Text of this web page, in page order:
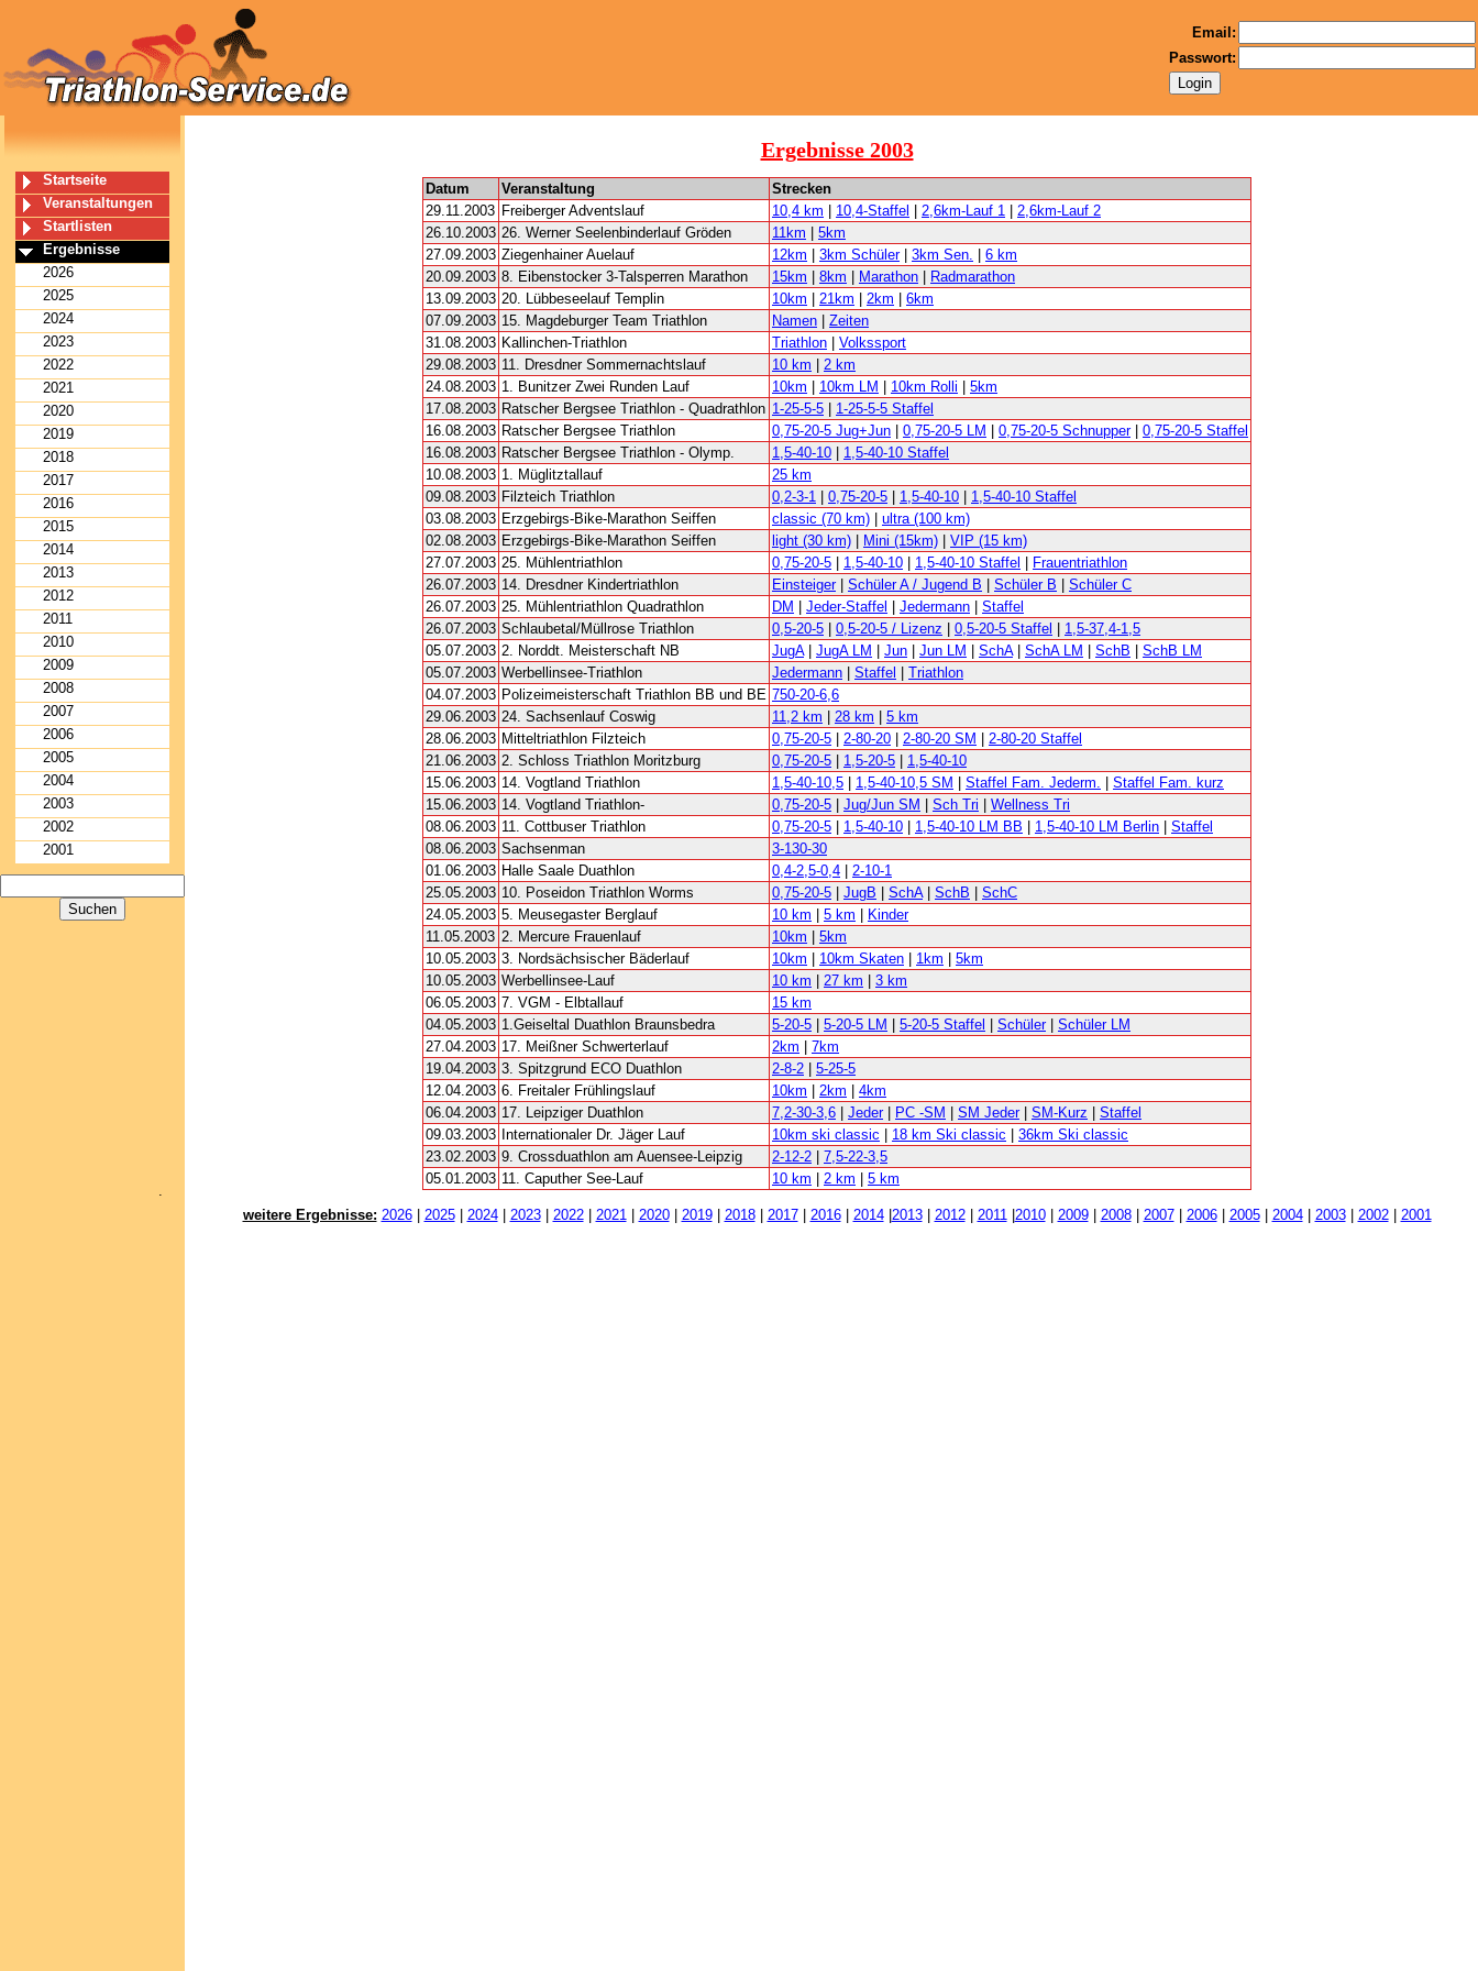
Email:
Passwort:
Startseite
Veranstaltungen
Startlisten
Ergebnisse
2026
2025
2024
2023
2022
2021
2020
2019
2018
2017
2016
2015
2014
2013
2012
2011
2010
2009
2008
2007
2006
2005
2004
2003
2002
2001
.
Ergebnisse 2003
Datum Veranstaltung
Strecken
29.11.2003 Freiberger Adventslauf 10,4 km 10,4-Staffel 2,6km-Lauf 1
2,6km-Lauf 2
26.10.2003 26. Werner Seelenbinderlauf Gröden 11km
5km
27.09.2003 Ziegenhainer Auelauf 12km 3km Schüler| 3km Sen.
6 km
20.09.2003 8. Eibenstocker 3-Talsperren Marathon 15km 8km Marathon
Radmarathon
13.09.2003 20. Lübbeseelauf Templin 10km 21km 2km
6km
07.09.2003 15. Magdeburger Team Triathlon Namen
Zeiten
31.08.2003 Kallinchen-Triathlon Triathlon
Volkssport
29.08.2003 11. Dresdner Sommernachtslauf 10 km
2 km
24.08.2003 1. Bunitzer Zwei Runden Lauf 10km 10km LM 10km Rolli
5km
17.08.2003 Ratscher Bergsee Triathlon - Quadrathlon 1-25-5-5
1-25-5-5 Staffel
16.08.2003 Ratscher Bergsee Triathlon 0,75-20-5 Jug+Jun 0,75-20-5 LM 0,75-20-5 Schnupper| 0,75-20-5 Staffel
16.08.2003 Ratscher Bergsee Triathlon - Olymp. 1,5-40-10
1,5-40-10 Staffel
10.08.2003 1. Müglitztallauf
25 km
09.08.2003 Filzteich Triathlon 0,2-3-1 0,75-20-5 1,5-40-10
1,5-40-10 Staffel
03.08.2003 Erzgebirgs-Bike-Marathon Seiffen classic (70 km)
ultra (100 km)
02.08.2003 Erzgebirgs-Bike-Marathon Seiffen light (30 km) Mini (15km)
VIP (15 km)
27.07.2003 25. Mühlentriathlon 0,75-20-5 1,5-40-10 1,5-40-10 Staffel
Frauentriathlon
26.07.2003 14. Dresdner Kindertriathlon Einsteiger| Schüler A / Jugend B Schüler B
Schüler C
26.07.2003 25. Mühlentriathlon Quadrathlon DM Jeder-Staffel Jedermann
Staffel
26.07.2003 Schlaubetal/Müllrose Triathlon 0,5-20-5 0,5-20-5 / Lizenz 0,5-20-5 Staffel
1,5-37,4-1,5
05.07.2003 2. Norddt. Meisterschaft NB JugA| JugA LM Jun Jun LM SchA| SchA LM SchB
SchB LM
05.07.2003 Werbellinsee-Triathlon Jedermann Staffel
Triathlon
04.07.2003 Polizeimeisterschaft Triathlon BB und BE 750-20-6,6
29.06.2003 24. Sachsenlauf Coswig 11,2 km 28 km
5 km
28.06.2003 Mitteltriathlon Filzteich 0,75-20-5 2-80-20 2-80-20 SM
2-80-20 Staffel
21.06.2003 2. Schloss Triathlon Moritzburg 0,75-20-5 1,5-20-5
1,5-40-10
15.06.2003 14. Vogtland Triathlon 1,5-40-10,5 1,5-40-10,5 SM Staffel Fam. Jederm.
Staffel Fam. kurz
15.06.2003 14. Vogtland Triathlon- 0,75-20-5 Jug/Jun SM Sch Tri
Wellness Tri
08.06.2003 11. Cottbuser Triathlon 0,75-20-5 1,5-40-10 1,5-40-10 LM BB 1,5-40-10 LM Berlin
Staffel
08.06.2003 Sachsenman
3-130-30
01.06.2003 Halle Saale Duathlon 0,4-2,5-0,4
2-10-1
25.05.2003 10. Poseidon Triathlon Worms 0,75-20-5 JugB SchA| SchB
SchC
24.05.2003 5. Meusegaster Berglauf 10 km 5 km
Kinder
11.05.2003 2. Mercure Frauenlauf 10km
5km
10.05.2003 3. Nordsächsischer Bäderlauf 10km 10km Skaten 1km
5km
10.05.2003 Werbellinsee-Lauf 10 km 27 km
3 km
06.05.2003 7. VGM - Elbtallauf
15 km
04.05.2003 1.Geiseltal Duathlon Braunsbedra 5-20-5 5-20-5 LM 5-20-5 Staffel Schüler| Schüler LM
27.04.2003 17. Meißner Schwerterlauf 2km
7km
19.04.2003 3. Spitzgrund ECO Duathlon 2-8-2
5-25-5
12.04.2003 6. Freitaler Frühlingslauf 10km 2km
4km
06.04.2003 17. Leipziger Duathlon 7,2-30-3,6 Jeder| PC -SM SM Jeder| SM-Kurz
Staffel
09.03.2003 Internationaler Dr. Jäger Lauf 10km ski classic 18 km Ski classic
36km Ski classic
23.02.2003 9. Crossduathlon am Auensee-Leipzig 2-12-2
7,5-22-3,5
05.01.2003 11. Caputher See-Lauf 10 km 2 km 5 km
weitere Ergebnisse: 2026| 2025| 2024| 2023| 2022| 2021| 2020| 2019| 2018| 2017| 2016| 2014| 2013| 2012| 2011| 2010| 2009| 2008| 2007| 2006| 2005| 2004| 2003| 2002| 2001